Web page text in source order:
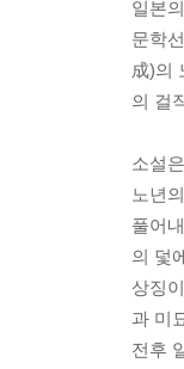
일본
문학
成)의
의 걸
소설
노년
풀어
의 덫
상징
과 미
전후